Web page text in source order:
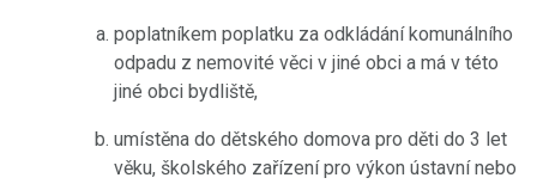
poplatníkem poplatku za odkládání komunálního
odpadu z nemovité věci v jiné obci a má v této
jiné obci bydliště,
umístěna do dětského domova pro děti do 3 let
věku, školského zařízení pro výkon ústavní nebo